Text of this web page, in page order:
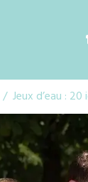
Jeux d’eau :